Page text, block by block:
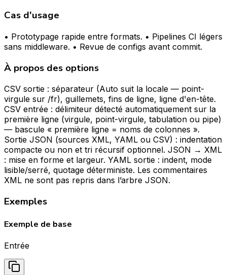
Cas d'usage
• Prototypage rapide entre formats. • Pipelines CI légers
sans middleware. • Revue de configs avant commit.
À propos des options
CSV sortie : séparateur (Auto suit la locale — point-
virgule sur /fr), guillemets, fins de ligne, ligne d'en-tête.
CSV entrée : délimiteur détecté automatiquement sur la
première ligne (virgule, point-virgule, tabulation ou pipe)
— bascule « première ligne = noms de colonnes ».
Sortie JSON (sources XML, YAML ou CSV) : indentation
compacte ou non et tri récursif optionnel. JSON → XML
: mise en forme et largeur. YAML sortie : indent, mode
lisible/serré, quotage déterministe. Les commentaires
XML ne sont pas repris dans l’arbre JSON.
Exemples
Exemple de base
Entrée